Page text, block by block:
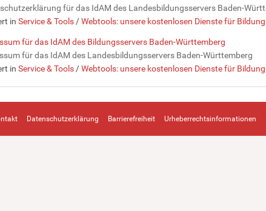
für das IdAM des Landesbildungsservers Baden-
in Service & Tools /Webtools: unsere kostenlosen Dienste für Bildung
für das IdAM des Bildungsservers Baden-Württemberg
für das IdAM des Landesbildungsservers Baden-Württemberg
in Service & Tools /Webtools: unsere kostenlosen Dienste für Bildung
Datenschutzerklärung Barrierefreiheit Urheberrechtsinformationen